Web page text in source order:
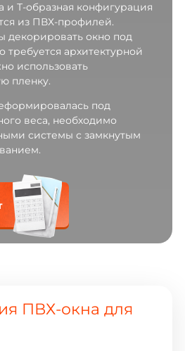
и Т-образная конфигурация
из ПВХ-профилей.
декорировать окно под
требуется архитектурной
использовать
пленку.
под
веса, необходимо
системы с замкнутым
ПВХ-окна для